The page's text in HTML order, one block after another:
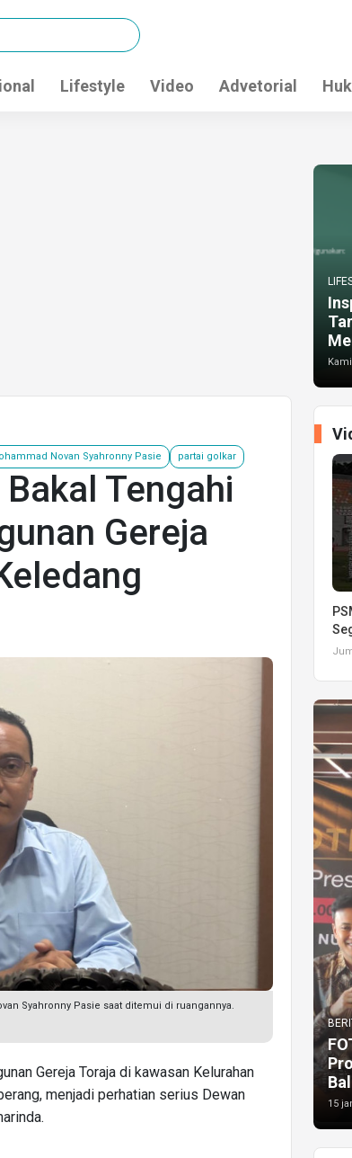
Lifestyle Video Advetorial
Novan Syahronny Pasie partai golkar
Tengahi
Gereja
Syahronny Pasie saat ditemui di ruangannya.
Gereja Toraja di kawasan Kelurahan
menjadi perhatian serius Dewan
15